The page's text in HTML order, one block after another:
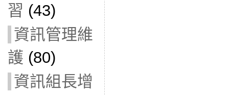
習 (43)
資訊管理維
護 (80)
資訊組長增